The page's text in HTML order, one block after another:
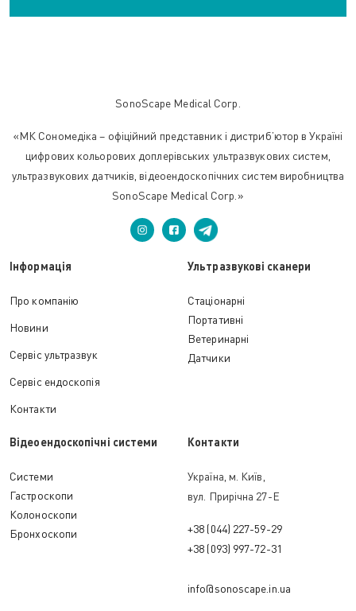
SonoScape Medical Corp.
«МК Сономедіка – офіційний представник і дистриб’ютор в Україні
цифрових кольорових доплерівських ультразвукових систем,
ультразвукових датчиків, відеоендоскопічних систем виробництва
SonoScape Medical Corp.»
Інформація
Про компанію
Новини
Сервіс ультразвук
Сервіс ендоскопія
Контакти
Ультразвукові сканери
Стаціонарні
Портативні
Ветеринарні
Датчики
Відеоендоскопічні системи
Cистеми
Гастроскопи
Колоноскопи
Бронхоскопи
Контакти
Україна, м. Київ,
вул. Прирічна 27-Е
+38 (044) 227-59-29
+38 (093) 997-72-31
info@sonoscape.in.ua